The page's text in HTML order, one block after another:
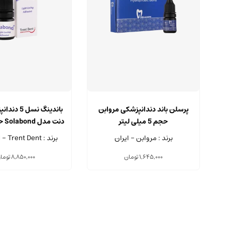
پرسلن باند دندانپزشکی مروابن
حجم 5 میلی لیتر
برند : مروابن - ایران
1,645,000تومان
باندینگ
لیتر
برند : Trent Dent - انگلستان
8,850,000